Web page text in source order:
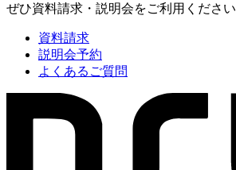
ぜひ資料請求・説明会をご利用ください
資料請求
説明会予約
よくあるご質問